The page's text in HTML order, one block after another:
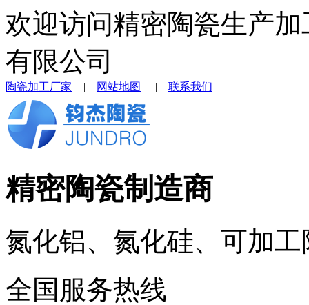
欢迎访问精密陶瓷生产
有限公司
陶瓷加工厂家 | 网站地图 | 联系我们
精密陶瓷制造商
氮化铝、氮化硅、可加
全国服务热线